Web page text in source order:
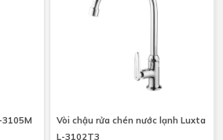
Vòi chậu rửa chén nước lạnh Luxta
L-3102T3